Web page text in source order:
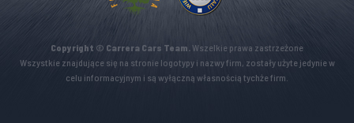
Copyright © Carrera Cars Team. Wszelkie prawa zastrzeżone
Wszystkie znajdujące się na stronie logotypy i nazwy firm, zostały użyte jedynie w
celu informacyjnym i są wyłączną własnością tychże firm.